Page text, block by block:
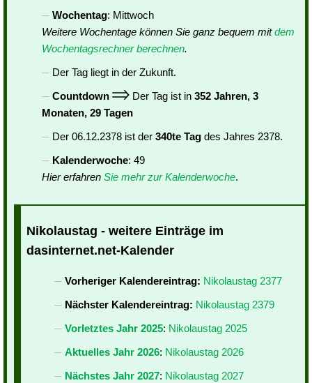
Wochentag: Mittwoch
Weitere Wochentage können Sie ganz bequem mitdem
Wochentagsrechner berechnen.
Der Tag liegt in der Zukunft.
Countdown
Der Tag ist in 352 Jahren, 3
Monaten, 29 Tagen
Der 06.12.2378 ist der 340te Tag des Jahres 2378.
Kalenderwoche: 49
Hier erfahren Sie mehr zur Kalenderwoche.
Nikolaustag - weitere Einträge im
dasinternet.net-Kalender
Vorheriger Kalendereintrag: Nikolaustag 2377
Nächster Kalendereintrag: Nikolaustag 2379
Vorletztes Jahr 2025: Nikolaustag 2025
Aktuelles Jahr 2026: Nikolaustag 2026
Nächstes Jahr 2027: Nikolaustag 2027